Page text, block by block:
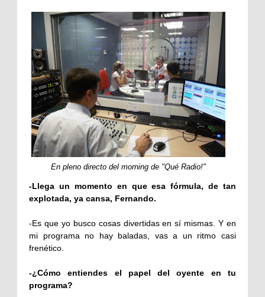
En pleno directo del morning de "Qué Radio!"
-Llega un momento en que esa fórmula, de tan
explotada, ya cansa, Fernando.
-Es que yo busco cosas divertidas en sí mismas. Y en
mi programa no hay baladas, vas a un ritmo casi
frenético.
-¿Cómo entiendes el papel del oyente en tu
programa?